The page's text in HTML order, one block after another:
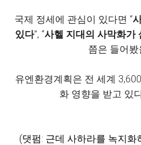
국제 정세에 관심이 있다면 “
있다”, “사헬 지대의 사막화가
쯤은 들어봤
유엔환경계획은 전 세계
화 영향을 받고 있
(댓펌: 근데 사하라를 녹지